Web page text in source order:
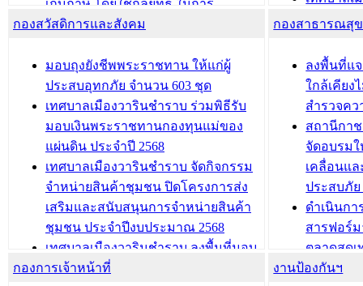
โรงเรียน/ศูนย์พัฒนาเด็กเล็ก/สถานธนา
บทความ อื่นๆ ...
เก็บภาษี โดยใช้กลยุทธ์ ในการ
พัฒนาการจัดเก็บรายได้ ประจำปี พ.ศ.
เทศบาลเมืองวารินชำราบ ร่วมการ
ประชุมวิชาการระดับนานาชาติและ
นิทรรศการด้านนวัตกรรมท้องถิ่น 2568
และรับรางวัลทีมนักวิจัยดีเด่นจาก
นวัตกรรมโครงการทะเบียนภาษีป้าย
ประชุมผู้เช่าอาคารพาณิชย์ บริเวณ
ถนนเกษมสุขและถนนประทุมเทพภักดี
บทความ อื่นๆ ...
โครงการ
เทศบาล
รับฟังคว
ผังเมือง
วารินชำ
เทศบาล
ซักซ้อมแ
ประโยช
บทความ อื่นๆ ...
กองสวัสดิการและสังคม
มอบถุงยังชีพพระราชทาน ให้แก่ผู้
ประสบอุทกภัย จำนวน 603 ชุด
เทศบาลเมืองวารินชำราบ ร่วมพิธีรับ
มอบเงินพระราชทานกองทุนแม่ของ
แผ่นดิน ประจำปี 2568
เทศบาลเมืองวารินชำราบ จัดกิจกรรม
จำหน่ายสินค้าชุมชน ปิดโครงการส่ง
เสริมและสนับสนุนการจำหน่ายสินค้า
ชุมชน ประจำปีงบประมาณ 2568
เทศบาลเมืองวารินชำราบ ลงพื้นที่มอบ
น้ำดื่มแก่ผู้พักอาศัย ณ ศูนย์พักพิง
กองสาธารณสุ
ลงพื้นที่แ
ใกล้เคียง
สำรวจค
สถานีกา
จัดอบรม
เคลื่อนแ
ประสบภั
ดำเนินกา
สารฟอร์
ตลาดสดเ
วารินชำร
กองการเจ้าหน้าที่ งานป้องกันฯ